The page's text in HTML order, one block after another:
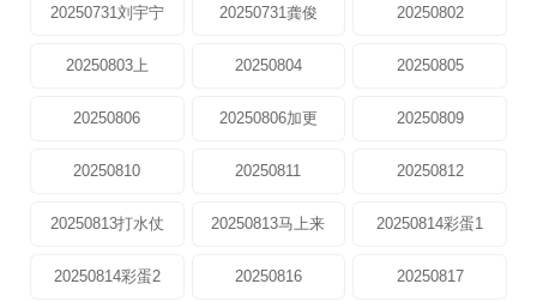
20250731刘宇宁 20250731龚俊 20250802
20250803上 20250804 20250805
20250806 20250806加更 20250809
20250810 20250811 20250812
20250813打水仗 20250813马上来 20250814彩蛋1
20250814彩蛋2 20250816 20250817